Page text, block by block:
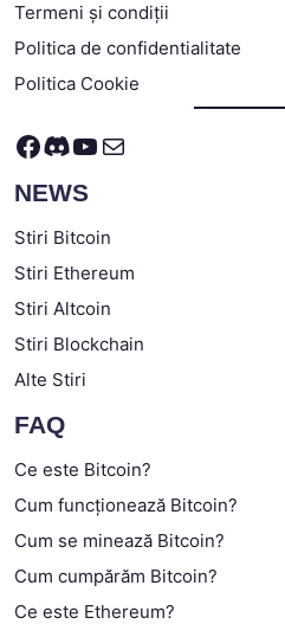
Termeni și condiții
Politica de confidentialitate
Politica Cookie
Facebook
Discord
YouTube
Mail
NEWS
Stiri Bitcoin
Stiri Ethereum
Stiri Altcoin
Stiri Blockchain
Alte Stiri
FAQ
Ce este Bitcoin?
Cum funcționează Bitcoin?
Cum se minează Bitcoin?
Cum cumpărăm Bitcoin?
Ce este Ethereum?